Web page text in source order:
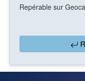
Repérable sur